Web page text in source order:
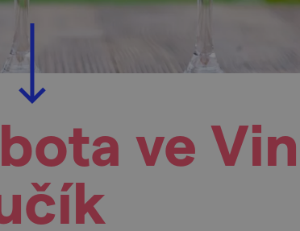
ve